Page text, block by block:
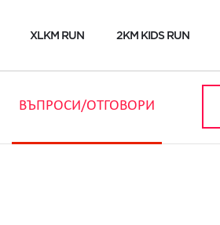
XLKM RUN 2KM KIDS RUN
ВЪПРОСИ/ОТГОВОРИ